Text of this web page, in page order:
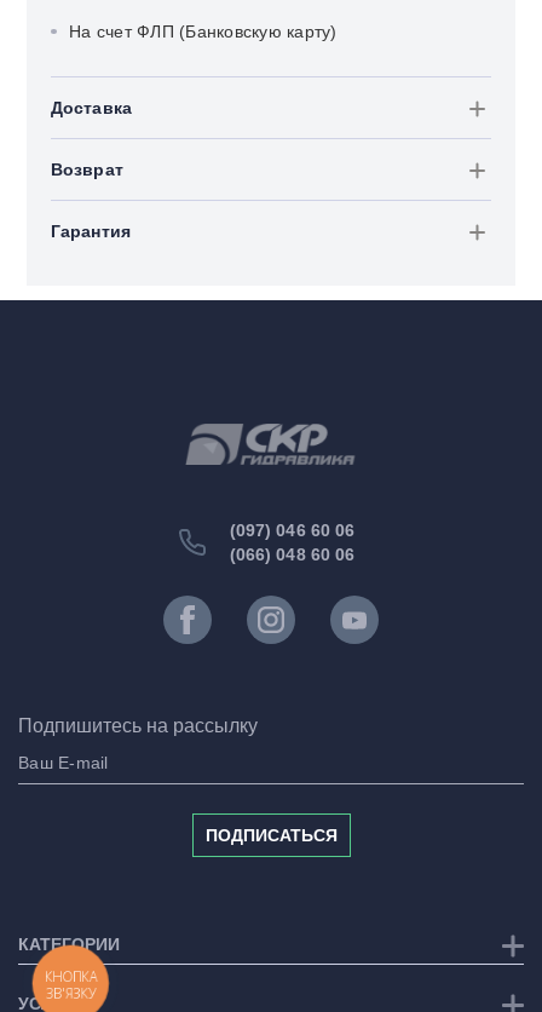
На счет ФЛП (Банковскую карту)
Доставка
Возврат
Гарантия
(097) 046 60 06
(066) 048 60 06
Подпишитесь на рассылку
ПОДПИСАТЬСЯ
КАТЕГОРИИ
УСЛУГИ
КНОПКА
ЗВ'ЯЗКУ